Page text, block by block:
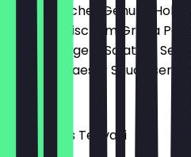
Ein kaiserlicher Genuss: Hol
Beef mit frischem Grana
und knackigem Salat, im
leckerer Caesar Sauce
Best Angus Teriyaki